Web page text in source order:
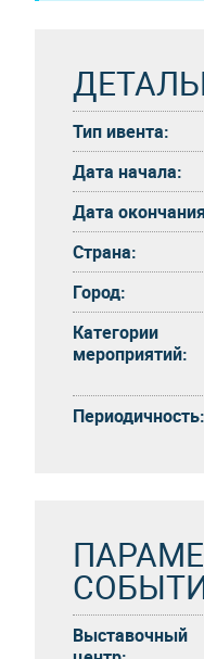
Тип ивента:
Дата начала:
Дата
Страна:
Город:
Категории
мероприятий:
Периодичность:
Выставочный